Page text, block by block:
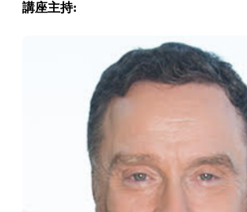
講座主持: